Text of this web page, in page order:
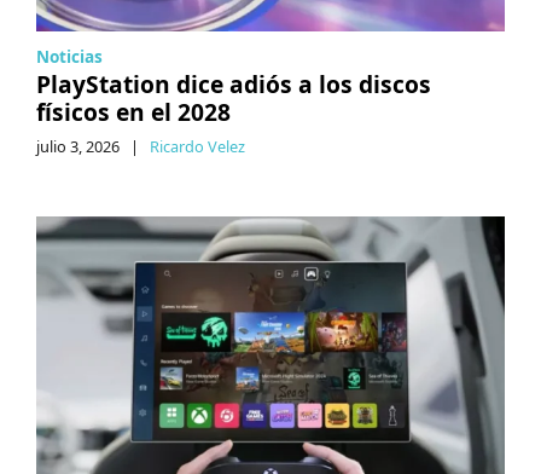
Noticias
PlayStation dice adiós a los discos
físicos en el 2028
julio 3, 2026 | Ricardo Velez